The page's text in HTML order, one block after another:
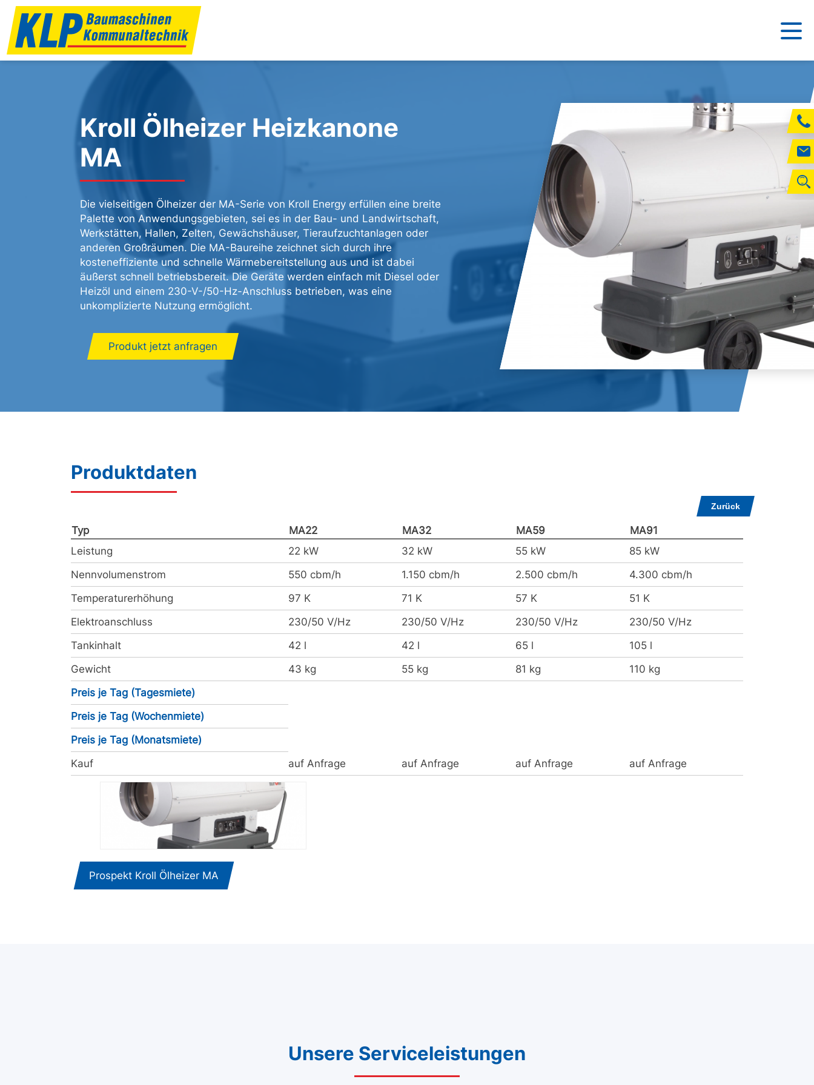
Kroll Ölheizer Heizkanone
MA
Die vielseitigen Ölheizer der MA-Serie von Kroll Energy erfüllen eine breite
Palette von Anwendungsgebieten, sei es in der Bau- und Landwirtschaft,
Werkstätten, Hallen, Zelten, Gewächshäuser, Tieraufzuchtanlagen oder
anderen Großräumen. Die MA-Baureihe zeichnet sich durch ihre
kosteneffiziente und schnelle Wärmebereitstellung aus und ist dabei
äußerst schnell betriebsbereit. Die Geräte werden einfach mit Diesel oder
Heizöl und einem 230-V-/50-Hz-Anschluss betrieben, was eine
unkomplizierte Nutzung ermöglicht.
Produkt jetzt anfragen
Produktdaten
Zurück
Typ MA22 MA32 MA59
MA91
Leistung
22 kW 32 kW 55 kW
85 kW
Nennvolumenstrom
550 cbm/h 1.150 cbm/h 2.500 cbm/h
4.300 cbm/h
Temperaturerhöhung
97 K 71 K 57 K
51 K
Elektroanschluss
230/50 V/Hz 230/50 V/Hz 230/50 V/Hz
230/50 V/Hz
Tankinhalt
42 l 42 l 65 l
105 l
Gewicht
43 kg 55 kg 81 kg
110 kg
Preis je Tag (Tagesmiete)
Preis je Tag (Wochenmiete)
Preis je Tag (Monatsmiete)
Kauf
auf Anfrage auf Anfrage auf Anfrage auf Anfrage
Prospekt Kroll Ölheizer MA
Unsere Serviceleistungen